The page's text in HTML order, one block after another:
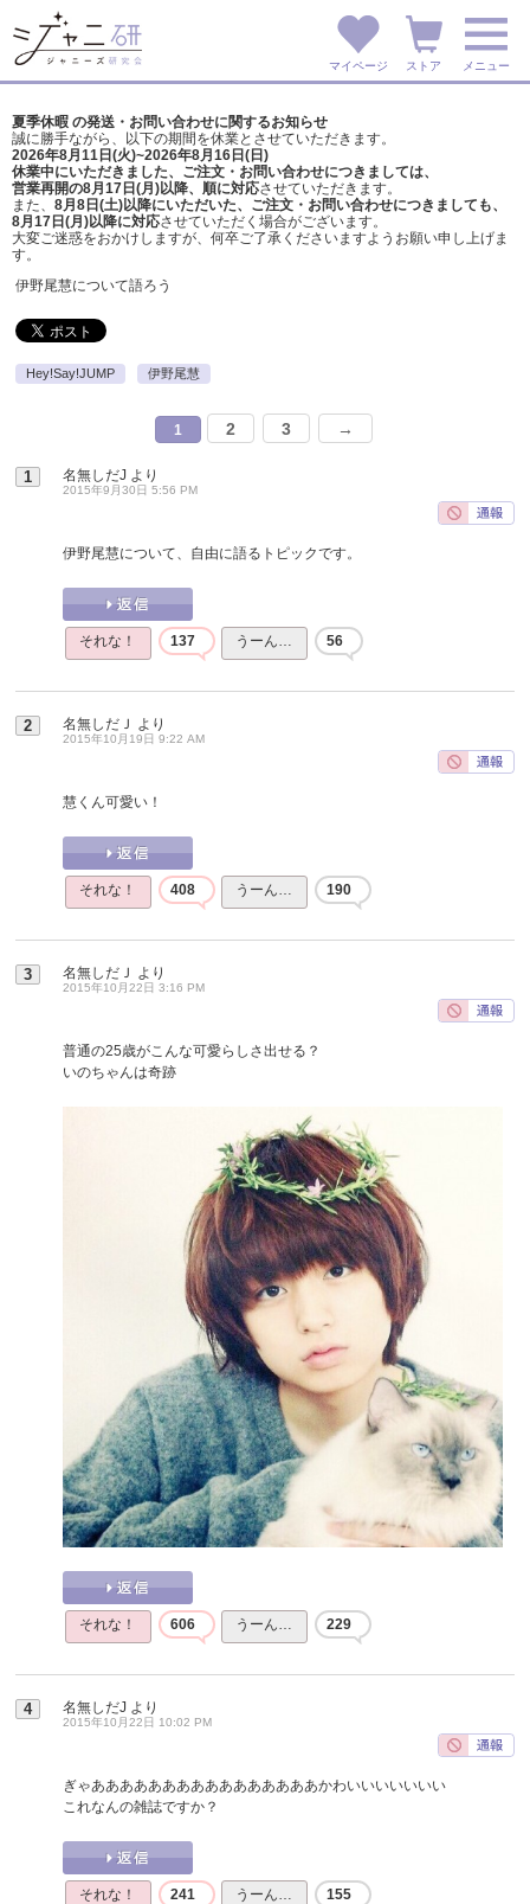
マイページ ストア メニュー
夏季休暇 の発送・お問い合わせに関するお知らせ
誠に勝手ながら、以下の期間を休業とさせていただきます。
2026年8月11日(火)~2026年8月16日(日)
休業中にいただきました、ご注文・お問い合わせにつきましては、
営業再開の8月17日(月)以降、順に対応させていただきます。
また、 8月8日(土)以降にいただいた、ご注文・ お問い合わせにつきましても、
8月17日(月)以降に対応させていただく場合がございます。
大変ご迷惑をおかけしますが、 何卒ご了承くださいますようお願い申し上げま
す。
伊野尾慧について語ろう
Hey!Say!JUMP 伊野尾慧
1 2 3 →
1 名無しだJ より
2015年9月30日 5:56 PM
伊野尾慧について、自由に語るトピックです。
それな！ 137 うーん… 56
2 名無しだＪ より
2015年10月19日 9:22 AM
慧くん可愛い！
それな！ 408 うーん… 190
3 名無しだＪ より
2015年10月22日 3:16 PM
普通の25歳がこんな可愛らしさ出せる？
いのちゃんは奇跡
それな！ 606 うーん… 229
4 名無しだJ より
2015年10月22日 10:02 PM
ぎゃああああああああああああああああかわいいいいいいい
これなんの雑誌ですか？
それな！ 241 うーん… 155